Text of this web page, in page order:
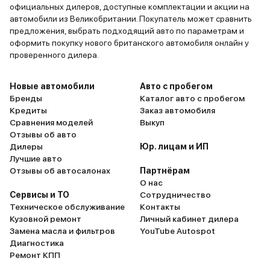
официальных дилеров, доступные комплектации и акции на
автомобили из Великобритании. Покупатель может сравнить
предложения, выбрать подходящий авто по параметрам и
оформить покупку нового британского автомобиля онлайн у
проверенного дилера.
Новые автомобили
Бренды
Кредиты
Сравнения моделей
Отзывы об авто
Дилеры
Лучшие авто
Отзывы об автосалонах
Сервисы и ТО
Техническое обслуживание
Кузовной ремонт
Замена масла и фильтров
Диагностика
Ремонт КПП
Авто с пробегом
Каталог авто с пробегом
Заказ автомобиля
Выкуп
Юр. лицам и ИП
Партнёрам
О нас
Сотрудничество
Контакты
Личный кабинет дилера
YouTube Autospot